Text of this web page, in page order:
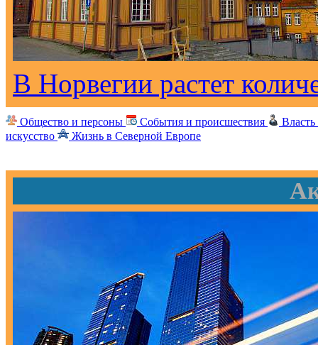
В Норвегии растет
Общество и персоны События и происшествия
искусство
Жизнь в Северной Европе